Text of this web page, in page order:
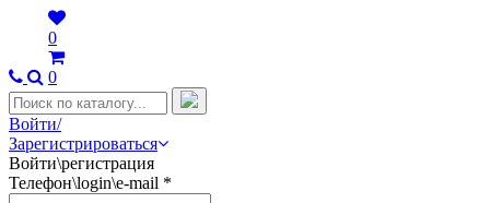
0
0
Войти/
Зарегистрироваться
Войти\регистрация
Телефон\login\e-mail *